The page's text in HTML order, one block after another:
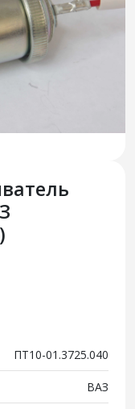
ПТ10-01.3725.040
ВАЗ